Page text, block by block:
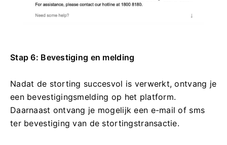
Stap 6: Bevestiging en melding
Nadat de storting succesvol is verwerkt, ontvang je
een bevestigingsmelding op het platform.
Daarnaast ontvang je mogelijk een e-mail of sms
ter bevestiging van de stortingstransactie.